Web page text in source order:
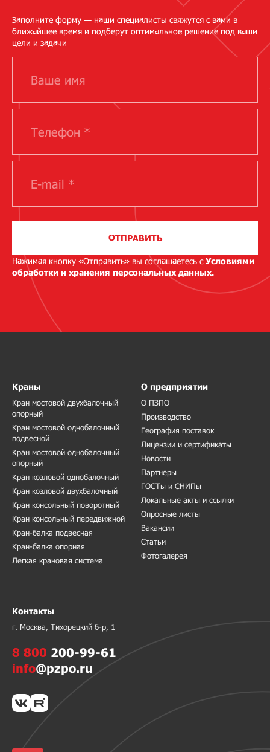
Заполните форму — наши специалисты свяжутся с вами в
ближайшее время и подберут оптимальное решение под ваши
цели и задачи
ОТПРАВИТЬ
Нажимая кнопку «Отправить» вы соглашаетесь сУсловиями
обработки и хранения персональных данных.
Краны
Кран мостовой двухбалочный
опорный
Кран мостовой однобалочный
подвесной
Кран мостовой однобалочный
опорный
Кран козловой однобалочный
Кран козловой двухбалочный
Кран консольный поворотный
Кран консольный передвижной
Кран-балка подвесная
Кран-балка опорная
Легкая крановая система
О предприятии
О ПЗПО
Производство
География поставок
Лицензии и сертификаты
Новости
Партнеры
ГОСТы и СНИПы
Локальные акты и ссылки
Опросные листы
Вакансии
Статьи
Фотогалерея
Контакты
г. Москва, Тихорецкий б-р, 1
8 800 200-99-61
info@pzpo.ru